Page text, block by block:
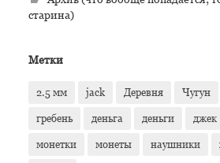
старина)
Метки
2.5 мм jack Деревня Чугун
гребень деньга деньги джек
монетки монеты наушники